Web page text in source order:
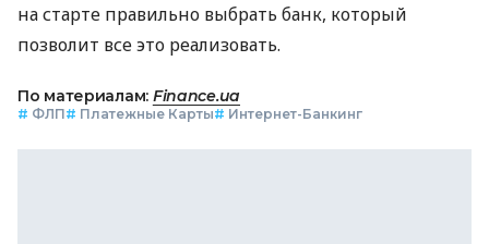
на старте правильно выбрать банк, который
позволит все это реализовать.
По материалам: Finance.ua
# ФЛП# Платежные Карты# Интернет-Банкинг